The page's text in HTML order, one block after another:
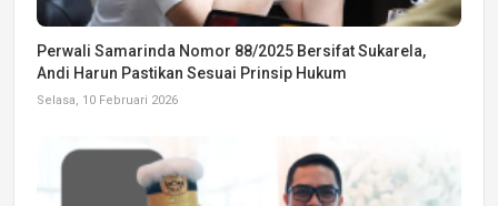
Perwali Samarinda Nomor 88/2025 Bersifat Sukarela,
Andi Harun Pastikan Sesuai Prinsip Hukum
Selasa, 10 Februari 2026